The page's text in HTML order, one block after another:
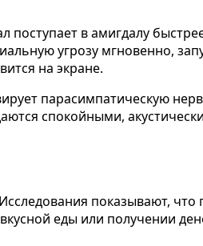
в амигдалу
угрозу мгновенно,
на экране.
парасимпатическую
спокойными,
показывают,
еды или получении